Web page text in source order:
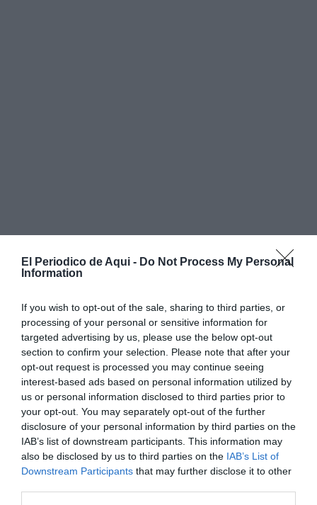
El Periodico de Aqui - Do Not Process My Personal
Information
If you wish to opt-out of the sale, sharing to third parties, or
processing of your personal or sensitive information for
targeted advertising by us, please use the below opt-out
section to confirm your selection. Please note that after your
opt-out request is processed you may continue seeing
interest-based ads based on personal information utilized by
us or personal information disclosed to third parties prior to
your opt-out. You may separately opt-out of the further
disclosure of your personal information by third parties on the
IAB’s list of downstream participants. This information may
also be disclosed by us to third parties on the IAB’s List of
Downstream Participants that may further disclose it to other
Entre ellas, mencionanlavar cortinas, planchar ropa
de toda la familia o actuar como empleadas del
hogar,una situación que atribuyen, en parte, al
desconocimiento social sobre qué funciones
corresponden realmente al SAD.
La secretaria general de Sanidad y Sectores